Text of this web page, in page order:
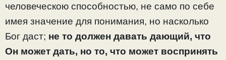
человеческою способностью, не само по себе
имея значение для понимания, но насколько
Бог даст; не то должен давать дающий, что
Он может дать, но то, что может воспринять